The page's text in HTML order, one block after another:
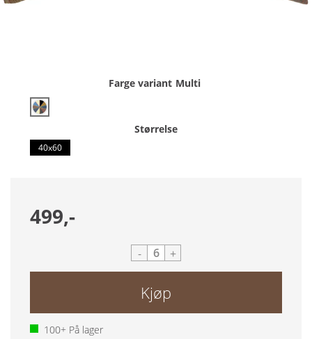
Farge variant Multi
Størrelse
40x60
499,-
- +
Kjøp
100+ På lager